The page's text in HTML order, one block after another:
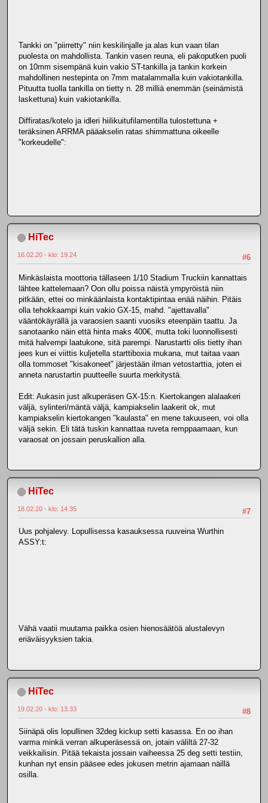
Tankki on "piirretty" niin keskilinjalle ja alas kun vaan tilan
puolesta on mahdollista. Tankin vasen reuna, eli pakoputken puoli
on 10mm sisempänä kuin vakio ST-tankilla ja tankin korkein
mahdollinen nestepinta on 7mm matalammalla kuin vakiotankilla.
Pituutta tuolla tankilla on tietty n. 28 milliä enemmän (seinämistä
laskettuna) kuin vakiotankilla.
Diffiratas/kotelo ja idleri hiilikuitufilamentilla tulostettuna +
teräksinen ARRMA pääakselin ratas shimmattuna oikeelle
"korkeudelle":
HiTec
#6
16.02.20 - klo: 19.24
Minkäslaista moottoria tällaseen 1/10 Stadium Truckiin kannattais
lähtee kattelemaan? Oon ollu poissa näistä ympyröistä niin
pitkään, ettei oo minkäänlaista kontaktipintaa enää näihin. Pitäis
olla tehokkaampi kuin vakio GX-15, mahd. "ajettavalla"
vääntökäyrällä ja varaosien saanti vuosiks eteenpäin taattu. Ja
sanotaanko näin että hinta maks 400€, mutta toki luonnollisesti
mitä halvempi laatukone, sitä parempi. Narustartti olis tietty ihan
jees kun ei viittis kuljetella starttiboxia mukana, mut taitaa vaan
olla tommoset "kisakoneet" järjestään ilman vetostarttia, joten ei
anneta narustartin puutteelle suurta merkitystä.
Edit: Aukasin just alkuperäsen GX-15:n. Kiertokangen alalaakeri
väljä, sylinteri/mäntä väljä, kampiakselin laakerit ok, mut
kampiakselin kiertokangen "kaulasta" en mene takuuseen, voi olla
väljä sekin. Eli tätä tuskin kannattaa ruveta remppaamaan, kun
varaosat on jossain peruskallion alla.
HiTec
#7
18.02.20 - klo: 14.35
Uus pohjalevy. Lopullisessa kasauksessa ruuveina Wurthin
ASSY:t:
Vähä vaatii muutama paikka osien hienosäätöä alustalevyn
eriäväisyyksien takia.
HiTec
#8
19.02.20 - klo: 13.33
Siinäpä olis lopullinen 32deg kickup setti kasassa. En oo ihan
varma minkä verran alkuperäsessä on, jotain väliltä 27-32
veikkailisin. Pitää tekaista jossain vaiheessa 25 deg setti testiin,
kunhan nyt ensin pääsee edes jokusen metrin ajamaan näillä
osilla.